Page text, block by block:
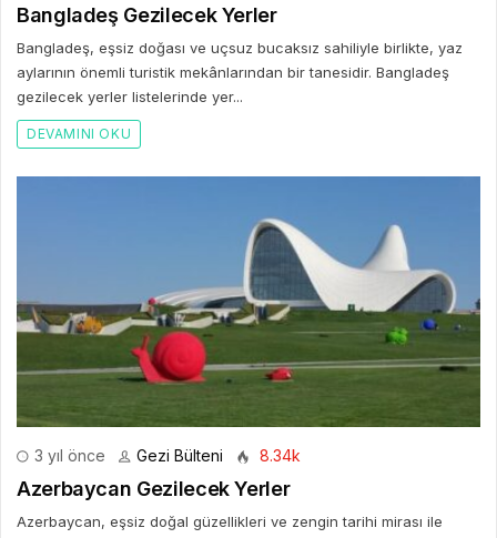
Bangladeş Gezilecek Yerler
Bangladeş, eşsiz doğası ve uçsuz bucaksız sahiliyle birlikte, yaz
aylarının önemli turistik mekânlarından bir tanesidir. Bangladeş
gezilecek yerler listelerinde yer...
DEVAMINI OKU
3 yıl önce Gezi Bülteni 8.34k
Azerbaycan Gezilecek Yerler
Azerbaycan, eşsiz doğal güzellikleri ve zengin tarihi mirası ile